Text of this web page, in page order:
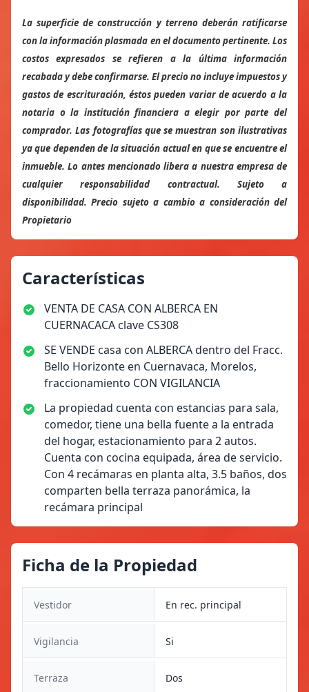
La superficie de construcción y terreno deberán ratificarse
con la información plasmada en el documento pertinente. Los
costos expresados se refieren a la última información
recabada y debe confirmarse. El precio no incluye impuestos y
gastos de escrituración, éstos pueden variar de acuerdo a la
notaria o la institución financiera a elegir por parte del
comprador. Las fotografías que se muestran son ilustrativas
ya que dependen de la situación actual en que se encuentre el
inmueble. Lo antes mencionado libera a nuestra empresa de
cualquier responsabilidad contractual. Sujeto a
disponibilidad. Precio sujeto a cambio a consideración del
Propietario
Características
VENTA DE CASA CON ALBERCA EN
CUERNACACA clave CS308
SE VENDE casa con ALBERCA dentro del Fracc.
Bello Horizonte en Cuernavaca, Morelos,
fraccionamiento CON VIGILANCIA
La propiedad cuenta con estancias para sala,
comedor, tiene una bella fuente a la entrada
del hogar, estacionamiento para 2 autos.
Cuenta con cocina equipada, área de servicio.
Con 4 recámaras en planta alta, 3.5 baños, dos
comparten bella terraza panorámica, la
recámara principal
Ficha de la Propiedad
Vestidor En rec. principal
Vigilancia Si
Terraza Dos